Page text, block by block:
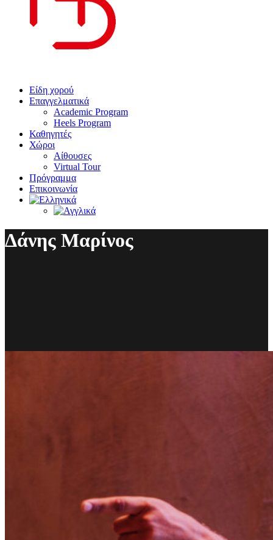
Είδη χορού
Επαγγελματικά
Academic Program
Heels Program
Καθηγητές
Χώροι
Αίθουσες
Virtual Tour
Πρόγραμμα
Επικοινωνία
Δάνης Μαρίνος